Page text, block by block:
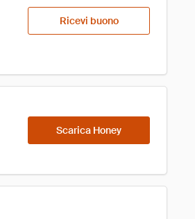
Ricevi buono
Scarica Honey